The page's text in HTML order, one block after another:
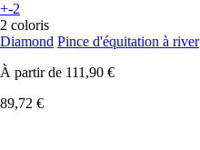
+-2
2 coloris
Diamond Pince d'équitation à river
À partir de 111,90 €
89,72 €